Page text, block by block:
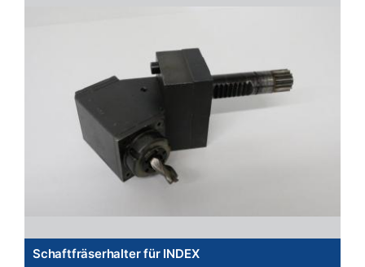
Schaftfräserhalter für INDEX